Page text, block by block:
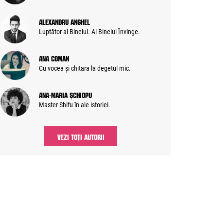
Alexandru Anghel
Luptător al Binelui. Al Binelui Învinge.
Ana Coman
Cu vocea și chitara la degetul mic.
Ana-Maria Șchiopu
Master Shifu în ale istoriei.
VEZI TOȚI AUTORII